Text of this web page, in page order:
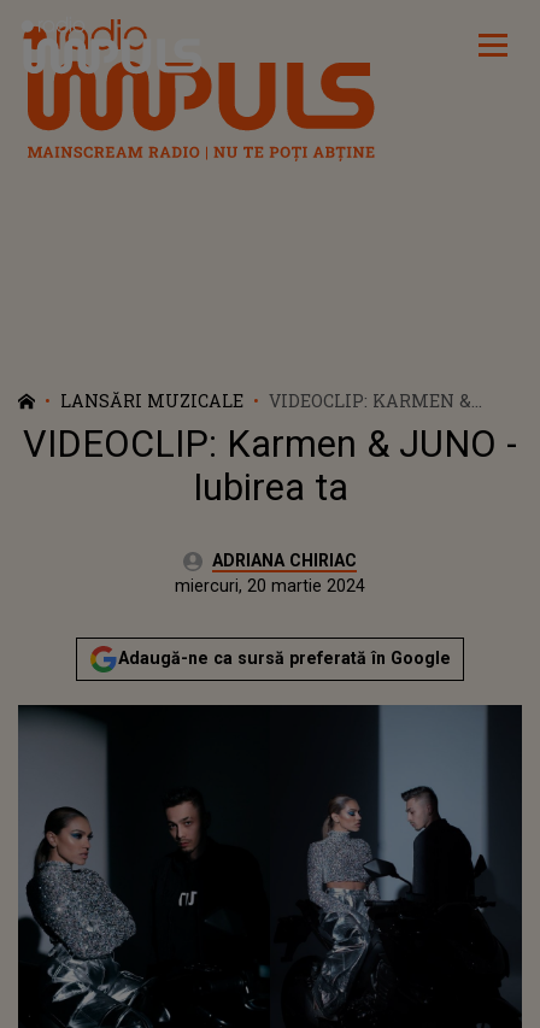
Radio Impuls
LANSĂRI MUZICALE
VIDEOCLIP: KARMEN &
JUNO - IUBIREA TA
VIDEOCLIP: Karmen & JUNO -
Iubirea ta
Autor:ADRIANA CHIRIAC
Actualizat:
miercuri, 20 martie 2024
Adaugă-ne ca sursă preferată în Google